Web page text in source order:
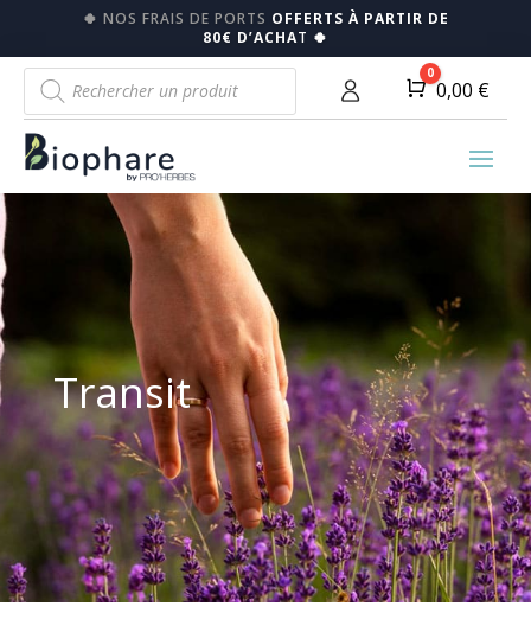
🍀 NOS FRAIS DE PORTS OFFERTS À PARTIR DE
80€ D’ACHAT 🍀
Recherche
de
produits
Panier
0
0,00 €
Transit